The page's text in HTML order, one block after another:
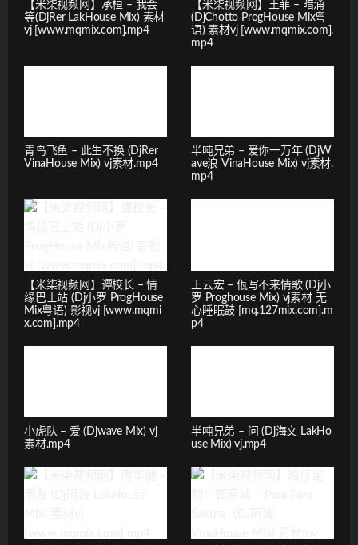
【米柒视频网】承桓 – 我会
等(DjRer LakHouse Mix) 素材
vj [www.mqmix.com].mp4
【米柒视频网】王菲 – 暗涌
(DjChotto ProgHouse Mix粤
语) 素材vj [www.mqmix.com].
mp4
青鸟飞鱼 – 此生不换 (DjRer
VinaHouse Mix) vj素材.mp4
半吨兄弟 – 爱你一万年 (DjW
ave浪 VinaHouse Mix) vj素材.
mp4
【米柒视频网】谭校长 – 情
缘巴士站 (Dj小罗 ProgHouse
Mix粤语) 影视vj [www.mqmi
x.com].mp4
王云宏 – 佤写不来情歌 (Dj小
罗 Proghouse Mix) vj素材 无
心睡眠鼓 [mq.127mix.com].m
p4
小虎队 – 爱 (Djwave Mix) vj
素材.mp4
半吨兄弟 – 问 (Dj海文 LakHo
use Mix) vj.mp4